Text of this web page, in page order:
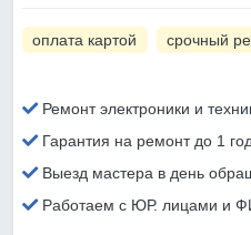
оплата картой срочный
Ремонт электроники и
Гарантия на ремонт до 1
Выезд мастера в день
Работаем с ЮР. лицами и